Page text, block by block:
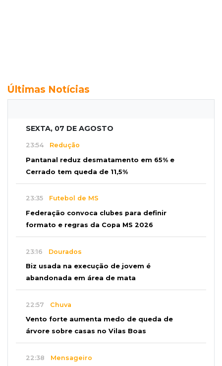
Últimas Notícias
SEXTA, 07 DE AGOSTO
23:54 Redução
Pantanal reduz desmatamento em 65% e
Cerrado tem queda de 11,5%
23:35 Futebol de MS
Federação convoca clubes para definir
formato e regras da Copa MS 2026
23:16 Dourados
Biz usada na execução de jovem é
abandonada em área de mata
22:57 Chuva
Vento forte aumenta medo de queda de
árvore sobre casas no Vilas Boas
22:38 Mensageiro